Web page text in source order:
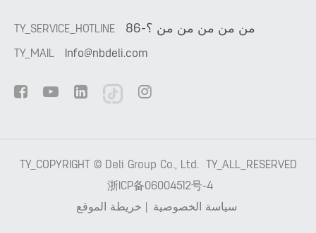
TY_SERVICE_HOTLINE 86-من من من من من ؟
TY_MAIL Info@nbdeli.com
TY_COPYRIGHT © Deli Group Co., Ltd.
TY_ALL_RESERVED
浙ICP备06004512号-4
خريطة الموقع
سياسة الخصوصية